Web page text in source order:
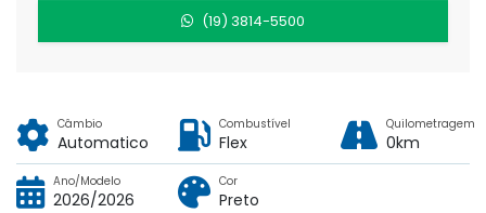
(19) 3814-5500
Câmbio
Automatico
Combustível
Flex
Quilometragem
0km
Ano/Modelo
2026/2026
Cor
Preto